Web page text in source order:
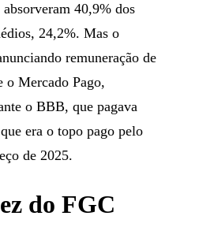
40,9% dos
24,2%. Mas o
remuneração de
o Mercado Pago,
o BBB, que pagava
era o topo pago pelo
de 2025.
do FGC